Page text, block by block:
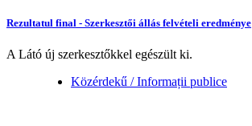
Rezultatul final - Szerkesztői állás felvételi eredménye
A Látó új szerkesztőkkel egészült ki.
Közérdekű / Informații publice